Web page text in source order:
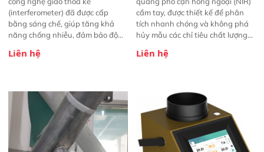
(interferometer) đã được cấp
bằng sáng chế, giúp tăng khả
năng chống nhiễu, đảm bảo độ
Phạm vi ứng dụng rộng: Đáp ứng
ngành công nghiệp khác nhau. 
Độ nhạy cao: Trang bị đầu dò
InGaAs độ nhạy cao, cung cấp
phản hồi phổ tuyến tính đầy đủ,
đảm bảo độ chính xác và khả
năng lặp lại tối ưu.
Liên hệ
cầm tay, được thiết kế để phân
tích nhanh chóng và không phá
hủy mẫu các chỉ tiêu chất lượng
Thiết bị linh hoạt cho nhiều kịch
trực tiếp ngoài đồng ruộng.
Liên hệ